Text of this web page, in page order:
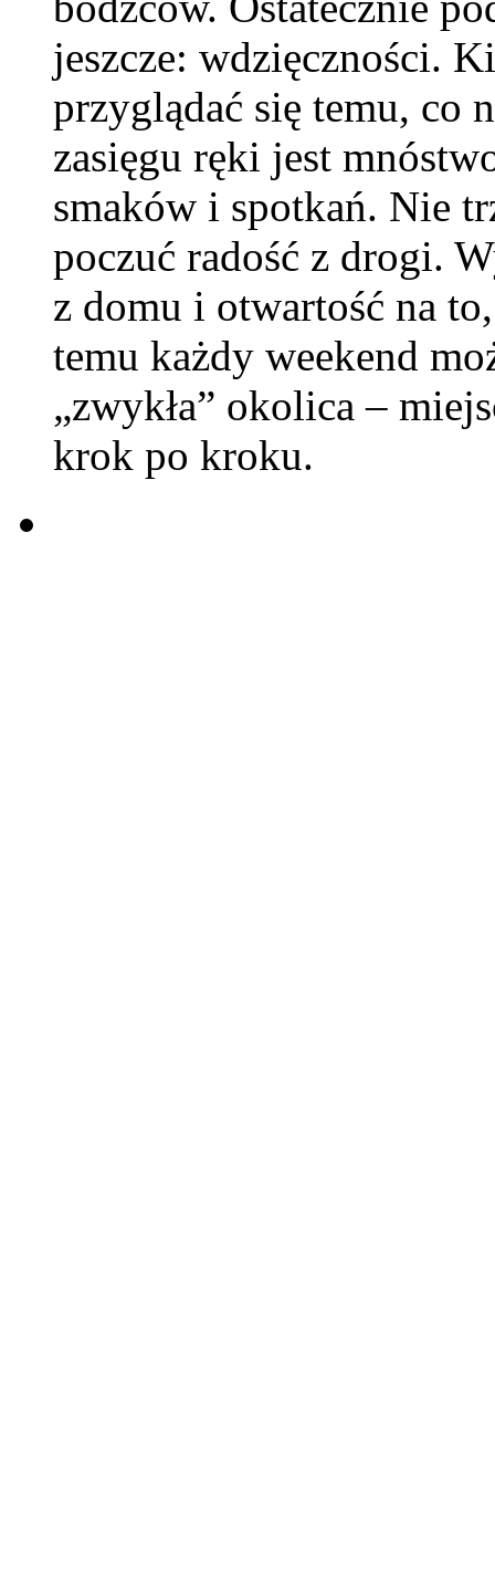
jeszcze: wdzięczności.
przyglądać się temu, co
zasięgu ręki jest
smaków i spotkań. Nie
poczuć radość z drogi.
z domu i otwartość na
temu każdy weekend
„zwykła” okolica –
krok po kroku.